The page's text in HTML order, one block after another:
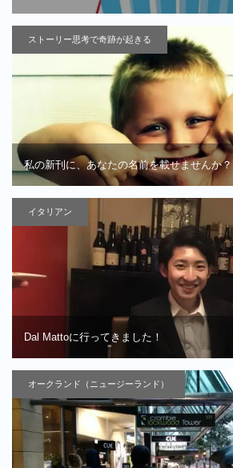
ストーリー思考で奇跡が起きる
私の新刊に、あなたの名前を載せませんか？
イタリアン
Dal Mattoに行ってきました！
オークランド（ニュージーランド）